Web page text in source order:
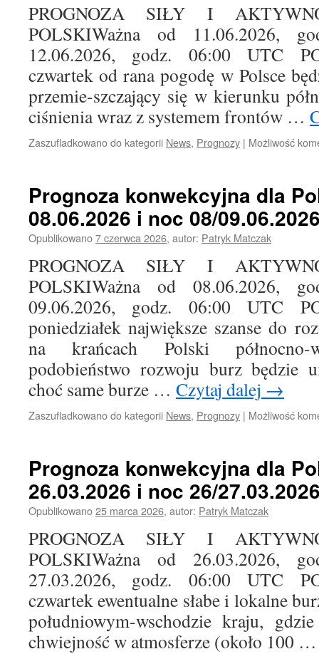
PROGNOZA SIŁY I
POLSKIWażna od 11.06.2026,
12.06.2026, godz. 06:00 UTC
czwartek od rana pogodę w Polsce
przemie-szczający się w kierunku
ciśnienia wraz z systemem frontów …
Zaszufladkowano do kategorii News, Prognozy | Możliwość
Prognoza konwekcyjna dla
08.06.2026 i noc 08/
Opublikowano7 czerwca 2026, autor: Patryk Matczak
PROGNOZA SIŁY I
POLSKIWażna od 08.06.2026,
09.06.2026, godz. 06:00 UTC
poniedziałek największe szanse do
na krańcach Polski północno-
podobieństwo rozwoju burz będzie
choć same burze … Czytaj dalej →
Zaszufladkowano do kategorii News, Prognozy | Możliwość
Prognoza konwekcyjna dla
26.03.2026 i noc 26/
Opublikowano25 marca 2026, autor: Patryk Matczak
PROGNOZA SIŁY I
POLSKIWażna od 26.03.2026,
27.03.2026, godz. 06:00 UTC
czwartek ewentualne słabe i lokalne
południowym-wschodzie kraju,
chwiejność w atmosferze (około 100